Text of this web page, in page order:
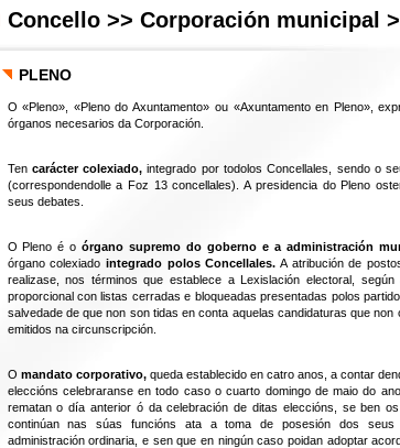
Concello >> Corporación municipal
PLENO
O «Pleno», «Pleno do Axuntamento» ou «Axuntamento en Pleno»,
órganos necesarios da Corporación.
Ten carácter colexiado, integrado por todolos Concellales, sendo o
(correspondendolle a Foz 13 concellales). A presidencia do Pleno
seus debates.
O Pleno é oórgano supremo do goberno e a administración
órgano colexiado integrado polos Concellales. A atribución de
realizase, nos términos que establece a Lexislación electoral,
proporcional con listas cerradas e bloqueadas presentadas polos
salvedade de que non son tidas en conta aquelas candidaturas que
emitidos na circunscripción.
O mandato corporativo,queda establecido en catro anos, a contar
eleccións celebraranse en todo caso o cuarto domingo de maio do
rematan o día anterior ó da celebración de ditas eleccións, se ben
continúan nas súas funcións ata a toma de posesión dos seus
administración ordinaria, e sen que en ningún caso poidan adoptar